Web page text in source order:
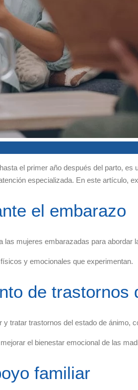
el primer año después del parto,
especializada. En este artículo,
el embarazo
las mujeres embarazadas para
y emocionales que experimentan.
de trastornos
tratar trastornos del estado de ánimo,
el bienestar emocional de las
familiar